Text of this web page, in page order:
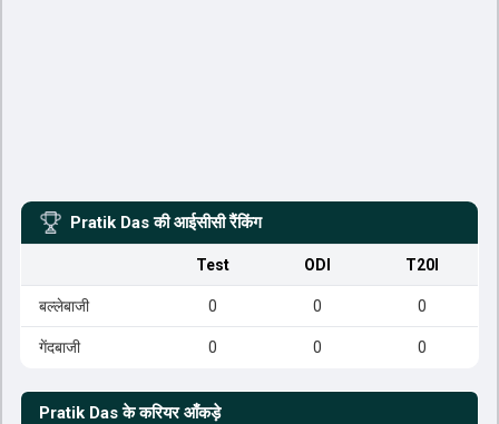
Pratik Das की आईसीसी रैंकिंग
Test ODI T20I
बल्लेबाजी 0 0 0
गेंदबाजी 0 0 0
Pratik Das के करियर आँकड़े